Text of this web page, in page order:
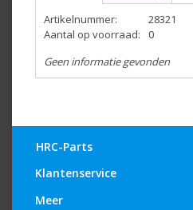
Artikelnummer:
28321
Aantal op voorraad:
0
Geen informatie gevonden
HRC-Parts
Klantenservice
Meer